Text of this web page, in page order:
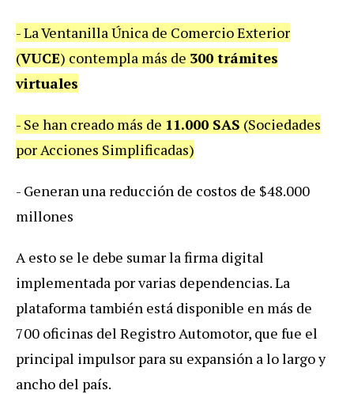
- La Ventanilla Única de Comercio Exterior
(VUCE) contempla más de 300 trámites
virtuales
- Se han creado más de 11.000 SAS (Sociedades
por Acciones Simplificadas)
- Generan una reducción de costos de $48.000
millones
A esto se le debe sumar la firma digital
implementada por varias dependencias. La
plataforma también está disponible en más de
700 oficinas del Registro Automotor, que fue el
principal impulsor para su expansión a lo largo y
ancho del país.